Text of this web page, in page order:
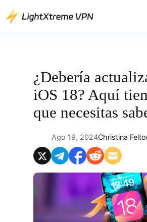
Saltar
¿Debería
iOS 18? Aquí
que necesitas
Ago 19, 2024Christina